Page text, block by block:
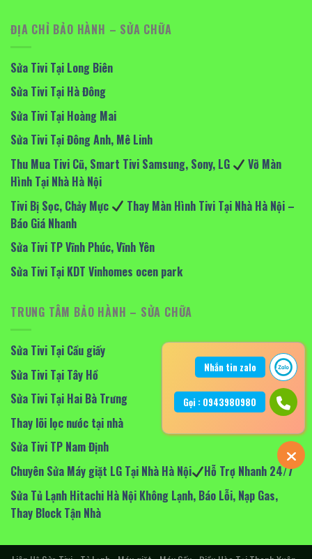
ĐỊA CHỈ BẢO HÀNH – SỬA CHỮA
Sửa Tivi Tại Long Biên
Sửa Tivi Tại Hà Đông
Sửa Tivi Tại Hoàng Mai
Sửa Tivi Tại Đông Anh, Mê Linh
Thu Mua Tivi Cũ, Smart Tivi Samsung, Sony, LG
Vỡ Màn
Hình Tại Nhà Hà Nội
Tivi Bị Sọc, Chảy Mực
Thay Màn Hình Tivi Tại Nhà Hà Nội –
Báo Giá Nhanh
Sửa Tivi TP Vĩnh Phúc, Vĩnh Yên
Sửa Tivi Tại KDT Vinhomes ocen park
TRUNG TÂM BẢO HÀNH – SỬA CHỮA
Sửa Tivi Tại Cầu giấy
Sửa Tivi Tại Tây Hồ
Sửa Tivi Tại Hai Bà Trưng
Thay lõi lọc nước tại nhà
Sửa Tivi TP Nam Định
Chuyên Sửa Máy giặt LG Tại Nhà Hà Nội
Hỗ Trợ Nhanh 24/7
Sửa Tủ Lạnh Hitachi Hà Nội Không Lạnh, Báo Lỗi, Nạp Gas,
Thay Block Tận Nhà
Nhắn tin zalo
Gọi : 0943980980